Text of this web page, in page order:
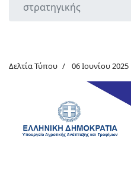
στρατηγικής
Δελτία Τύπου 06 Ιουνίου 2025